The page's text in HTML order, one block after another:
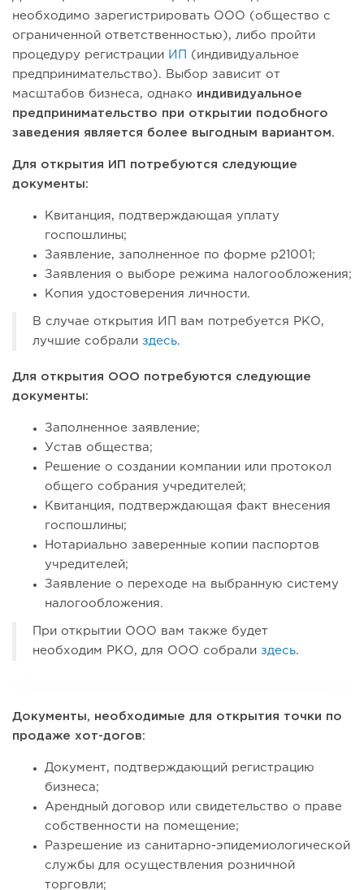
необходимо зарегистрировать ООО (общество с
ограниченной ответственностью), либо пройти
процедуру регистрации ИП
(индивидуальное
предпринимательство). Выбор зависит от
масштабов бизнеса, однако индивидуальное
предпринимательство при открытии подобного
заведения является более выгодным вариантом.
Для открытия ИП потребуются следующие
документы:
Квитанция, подтверждающая уплату
госпошлины;
Заявление, заполненное по форме р21001;
Заявления о выборе режима налогообложения;
Копия удостоверения личности.
В случае открытия ИП вам потребуется РКО,
лучшие собрали здесь.
Для открытия ООО потребуются следующие
документы:
Заполненное заявление;
Устав общества;
Решение о создании компании или протокол
общего собрания учредителей;
Квитанция, подтверждающая факт внесения
госпошлины;
Нотариально заверенные копии паспортов
учредителей;
Заявление о переходе на выбранную систему
налогообложения.
При открытии ООО вам также будет
необходим РКО, для ООО собрали здесь.
Документы, необходимые для открытия точки по
продаже хот-догов:
Документ, подтверждающий регистрацию
бизнеса;
Арендный договор или свидетельство о праве
собственности на помещение;
Разрешение из санитарно-эпидемиологической
службы для осуществления розничной
торговли;